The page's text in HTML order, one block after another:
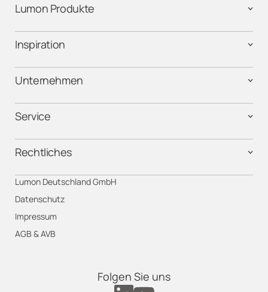
Lumon Produkte
Inspiration
Unternehmen
Service
Rechtliches
Lumon Deutschland GmbH
Datenschutz
Impressum
AGB & AVB
Folgen Sie uns